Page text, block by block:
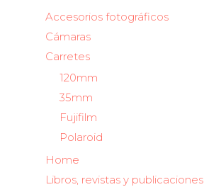
Accesorios fotográficos
Cámaras
Carretes
120mm
35mm
Fujifilm
Polaroid
Home
Libros, revistas y publicaciones